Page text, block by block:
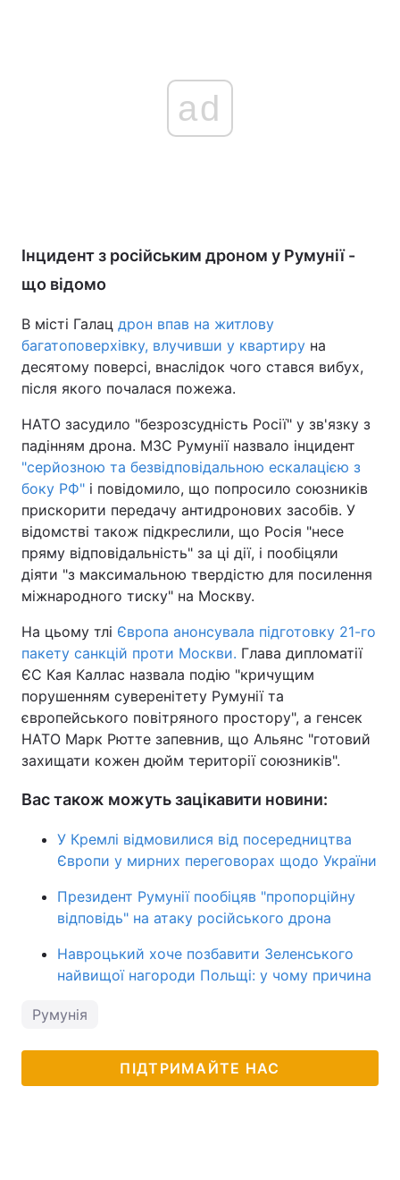
ad
Інцидент з російським дроном у Румунії -
що відомо
В місті Галац дрон впав на житлову
багатоповерхівку, влучивши у квартиру на
десятому поверсі, внаслідок чого стався вибух,
після якого почалася пожежа.
НАТО засудило "безрозсудність Росії" у зв'язку з
падінням дрона. МЗС Румунії назвало інцидент
"серйозною та безвідповідальною ескалацією з
боку РФ" і повідомило, що попросило союзників
прискорити передачу антидронових засобів. У
відомстві також підкреслили, що Росія "несе
пряму відповідальність" за ці дії, і пообіцяли
діяти "з максимальною твердістю для посилення
міжнародного тиску" на Москву.
На цьому тлі Європа анонсувала підготовку 21-го
пакету санкцій проти Москви. Глава дипломатії
ЄС Кая Каллас назвала подію "кричущим
порушенням суверенітету Румунії та
європейського повітряного простору", а генсек
НАТО Марк Рютте запевнив, що Альянс "готовий
захищати кожен дюйм території союзників".
Вас також можуть зацікавити новини:
У Кремлі відмовилися від посередництва
Європи у мирних переговорах щодо України
Президент Румунії пообіцяв "пропорційну
відповідь" на атаку російського дрона
Навроцький хоче позбавити Зеленського
найвищої нагороди Польщі: у чому причина
Румунія
ПІДТРИМАЙТЕ НАС